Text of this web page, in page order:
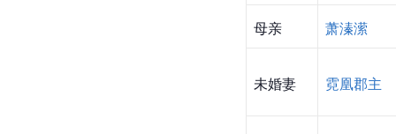
母亲 萧溱潆
未婚妻 霓凰郡主